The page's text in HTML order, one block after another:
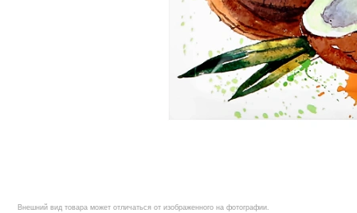
Внешний вид товара может отличаться от изображенного на фотографии.